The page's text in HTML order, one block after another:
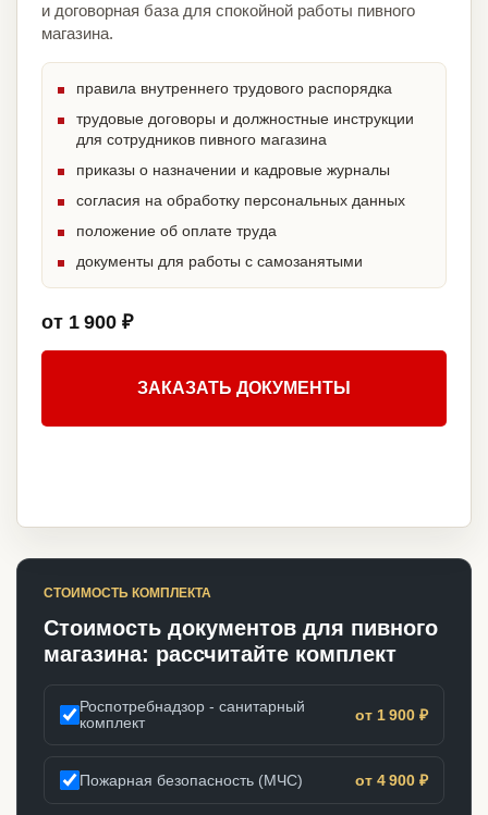
и договорная база для спокойной работы пивного
магазина.
правила внутреннего трудового распорядка
трудовые договоры и должностные инструкции
для сотрудников пивного магазина
приказы о назначении и кадровые журналы
согласия на обработку персональных данных
положение об оплате труда
документы для работы с самозанятыми
от 1 900 ₽
ЗАКАЗАТЬ ДОКУМЕНТЫ
СТОИМОСТЬ КОМПЛЕКТА
Стоимость документов для пивного
магазина: рассчитайте комплект
Роспотребнадзор - санитарный
комплект
от 1 900 ₽
Пожарная безопасность (МЧС) от 4 900 ₽